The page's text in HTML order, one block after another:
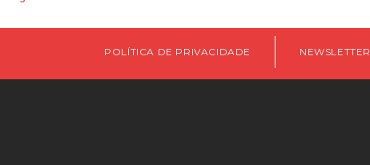
POLÍTICA DE PRIVACIDADE NEWSLETTER